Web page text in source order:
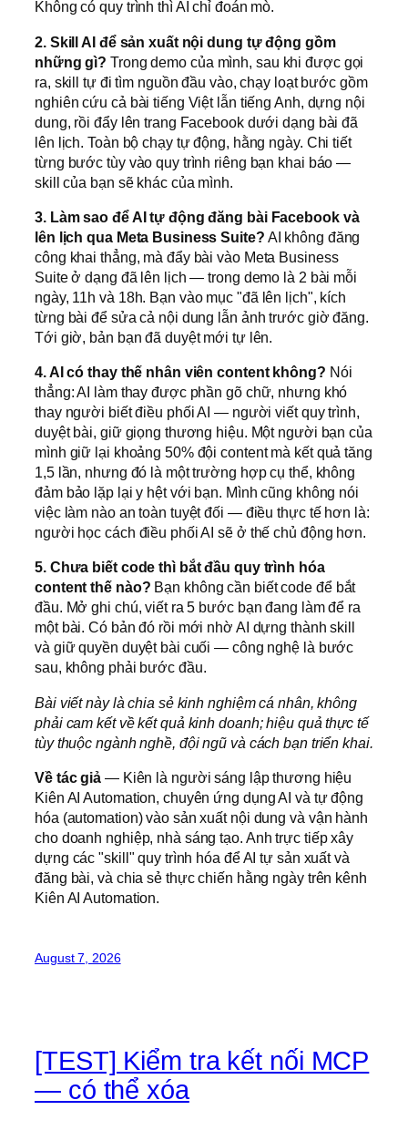
Không có quy trình thì AI chỉ đoán mò.
2. Skill AI để sản xuất nội dung tự động gồm
những gì? Trong demo của mình, sau khi được gọi
ra, skill tự đi tìm nguồn đầu vào, chạy loạt bước gồm
nghiên cứu cả bài tiếng Việt lẫn tiếng Anh, dựng nội
dung, rồi đẩy lên trang Facebook dưới dạng bài đã
lên lịch. Toàn bộ chạy tự động, hằng ngày. Chi tiết
từng bước tùy vào quy trình riêng bạn khai báo —
skill của bạn sẽ khác của mình.
3. Làm sao để AI tự động đăng bài Facebook và
lên lịch qua Meta Business Suite? AI không đăng
công khai thẳng, mà đẩy bài vào Meta Business
Suite ở dạng đã lên lịch — trong demo là 2 bài mỗi
ngày, 11h và 18h. Bạn vào mục "đã lên lịch", kích
từng bài để sửa cả nội dung lẫn ảnh trước giờ đăng.
Tới giờ, bản bạn đã duyệt mới tự lên.
4. AI có thay thế nhân viên content không? Nói
thẳng: AI làm thay được phần gõ chữ, nhưng khó
thay người biết điều phối AI — người viết quy trình,
duyệt bài, giữ giọng thương hiệu. Một người bạn của
mình giữ lại khoảng 50% đội content mà kết quả tăng
1,5 lần, nhưng đó là một trường hợp cụ thể, không
đảm bảo lặp lại y hệt với bạn. Mình cũng không nói
việc làm nào an toàn tuyệt đối — điều thực tế hơn là:
người học cách điều phối AI sẽ ở thế chủ động hơn.
5. Chưa biết code thì bắt đầu quy trình hóa
content thế nào? Bạn không cần biết code để bắt
đầu. Mở ghi chú, viết ra 5 bước bạn đang làm để ra
một bài. Có bản đó rồi mới nhờ AI dựng thành skill
và giữ quyền duyệt bài cuối — công nghệ là bước
sau, không phải bước đầu.
Bài viết này là chia sẻ kinh nghiệm cá nhân, không
phải cam kết về kết quả kinh doanh; hiệu quả thực tế
tùy thuộc ngành nghề, đội ngũ và cách bạn triển khai.
Về tác giả — Kiên là người sáng lập thương hiệu
Kiên AI Automation, chuyên ứng dụng AI và tự động
hóa (automation) vào sản xuất nội dung và vận hành
cho doanh nghiệp, nhà sáng tạo. Anh trực tiếp xây
dựng các "skill" quy trình hóa để AI tự sản xuất và
đăng bài, và chia sẻ thực chiến hằng ngày trên kênh
Kiên AI Automation.
August 7, 2026
[TEST] Kiểm tra kết nối MCP
— có thể xóa